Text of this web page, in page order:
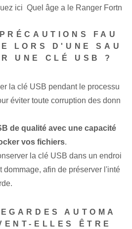
ici Quel âge a le Ranger Fortn
FAU
LORS D'UNE SAU
UNE CLÉ USB ?
la clé USB pendant le processu
éviter toute corruption des donn
de qualité avec une capacité
vos fichiers.
la clé USB dans un endroi
dommage, afin de préserver l'inté
AUTOMA
ELLES ÊTRE